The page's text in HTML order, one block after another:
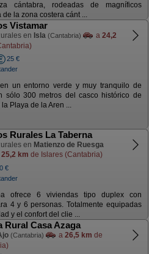
cántabra, rodeadas de magníficos
de la zona costera cánt ...
Vistamar
en Isla (Cantabria) a 24,2
25 €
un entorno verde y muy tranquilo de
sólo 300 metros del casco histórico de
Playa de la Aren ...
Rurales La Taberna
en Matienzo de Ruesga
25,2 km de Islares (Cantabria)
€
ofrece 6 viviendas tipo duplex con
4 y 6 personas. Totalmente equipadas
y el confort del clie ...
Rural Casa Azaga
(Cantabria) a 26,5 km de